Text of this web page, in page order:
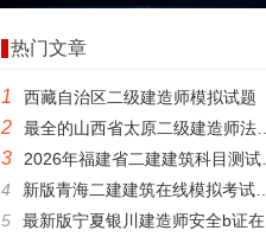
热门文章
1 西藏自治区二级建造师模拟试题
2 最全的山西省太原二级建造师法规在线考试题库培训
3
2026年福建省二建建筑科目测试，到底有多难考过？
4
新版青海二建建筑在线模拟考试答题
5
最新版宁夏银川建造师安全b证在线模拟考试模拟真题与模拟考试系统